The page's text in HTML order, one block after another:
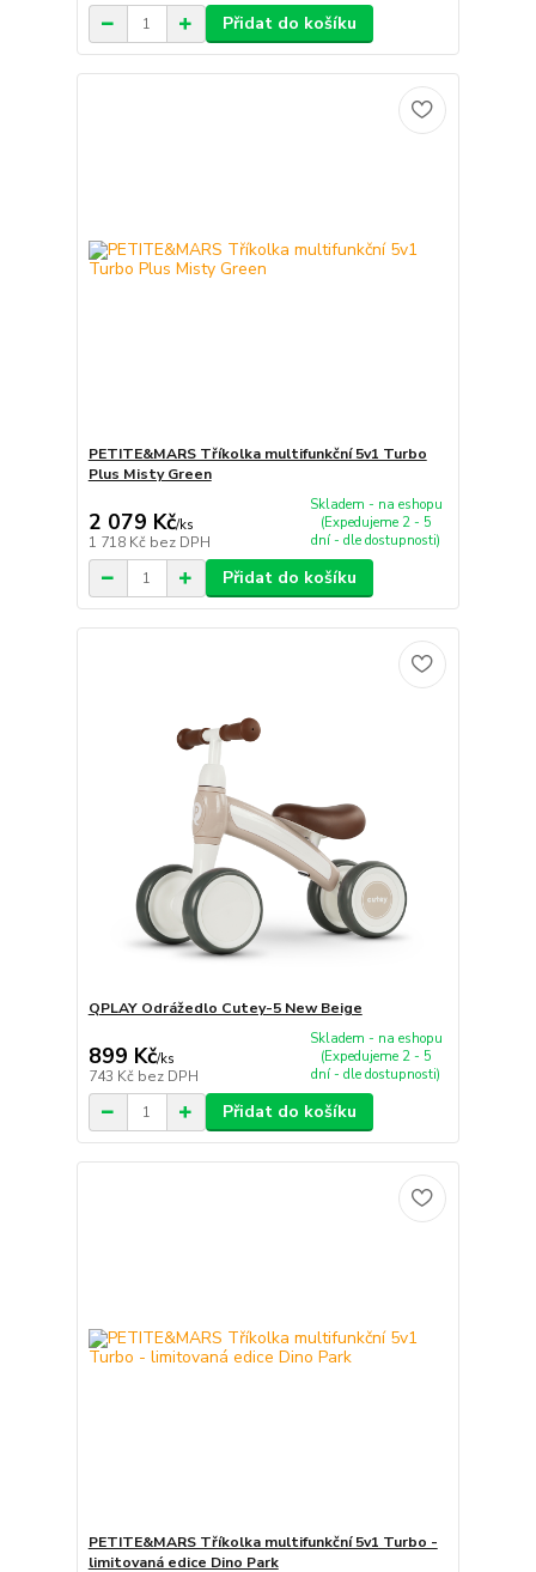
Přidat do košíku
PETITE&MARS Tříkolka multifunkční 5v1 Turbo
Plus Misty Green
2 079 Kč/ks
1 718 Kč bez DPH
Skladem - na eshopu
(Expedujeme 2 - 5
dní - dle dostupnosti)
Přidat do košíku
QPLAY Odrážedlo Cutey-5 New Beige
899 Kč/ks
743 Kč bez DPH
Skladem - na eshopu
(Expedujeme 2 - 5
dní - dle dostupnosti)
Přidat do košíku
PETITE&MARS Tříkolka multifunkční 5v1 Turbo -
limitovaná edice Dino Park